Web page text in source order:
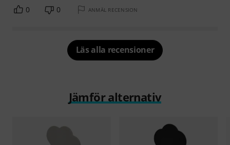
0 0 ANMÄL RECENSION
Läs alla recensioner
Jämför alternativ